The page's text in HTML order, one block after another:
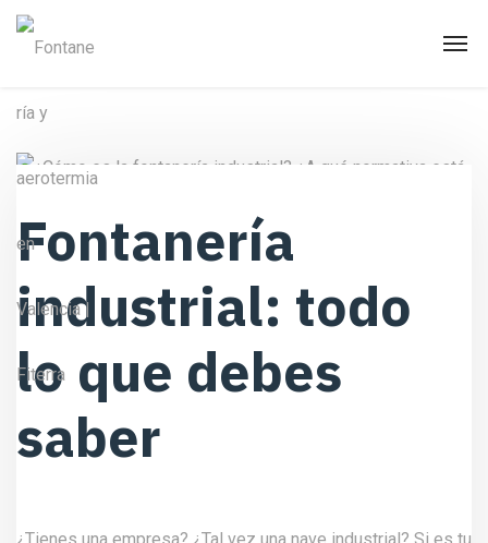
Fontanería
industrial: todo
lo que debes
saber